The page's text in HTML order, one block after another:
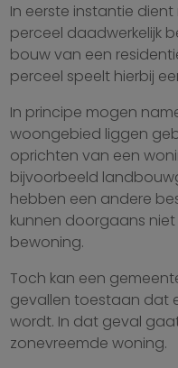
In eerste instantie
perceel daadwerkelijk
bouw van een
perceel speelt hierbij
In principe mogen
woongebied liggen
oprichten van een
bijvoorbeeld
hebben een andere
kunnen doorgaans
bewoning.
Toch kan een
gevallen toestaan dat
wordt. In dat geval
zonevreemde woning.